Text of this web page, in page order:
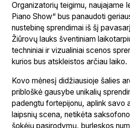
Organizatorių teigimu, naujajame
Piano Show“ bus panaudoti
nustebinę sprendimai iš šį
Žiūrovų lauks šventiniam
techniniai ir vizualiniai scenos
kurios bus atskleistos arčiau laiko.
Kovo mėnesį didžiausioje šalies
pribloškė gausybe unikalių
padengtu fortepijonu, aplink savo
laipsnių scena, netikėta
šokėjų pasirodymų, burleskos